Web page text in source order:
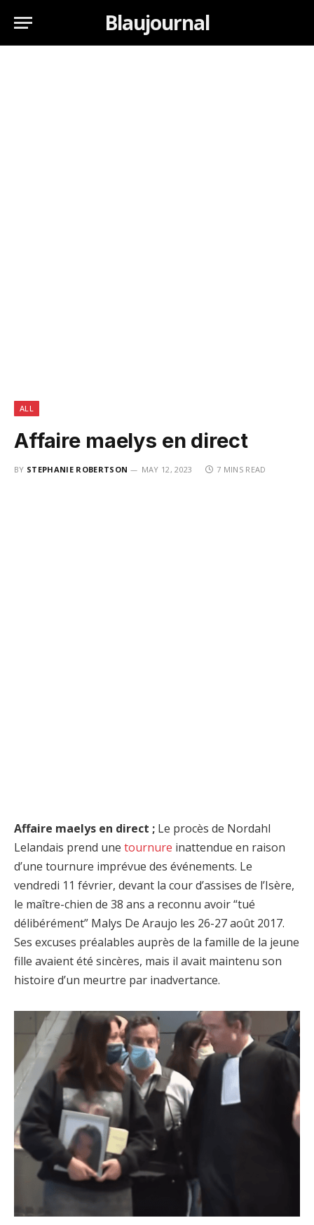
Blaujournal
ALL
Affaire maelys en direct
BY STEPHANIE ROBERTSON MAY 12, 2023 7 MINS READ
Affaire maelys en direct ; Le procès de Nordahl
Lelandais prend une tournure inattendue en raison
d’une tournure imprévue des événements. Le
vendredi 11 février, devant la cour d’assises de l’Isère,
le maître-chien de 38 ans a reconnu avoir “tué
délibérément” Malys De Araujo les 26-27 août 2017.
Ses excuses préalables auprès de la famille de la jeune
fille avaient été sincères, mais il avait maintenu son
histoire d’un meurtre par inadvertance.